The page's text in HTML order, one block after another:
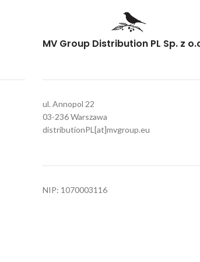
jest idealne do serwowania z sałatkami,
białymi mięsami czy rybami. Najlepiej smakuje
serwowane w temperaturze od 8 do 10 °C, co
pozwala w pełni cieszyć się jego wyjątkowym
MV Group Distribution PL Sp. z
ul. Annopol 22
03-236 Warszawa
distributionPL[at]mvgroup.eu
NIP: 1070003116